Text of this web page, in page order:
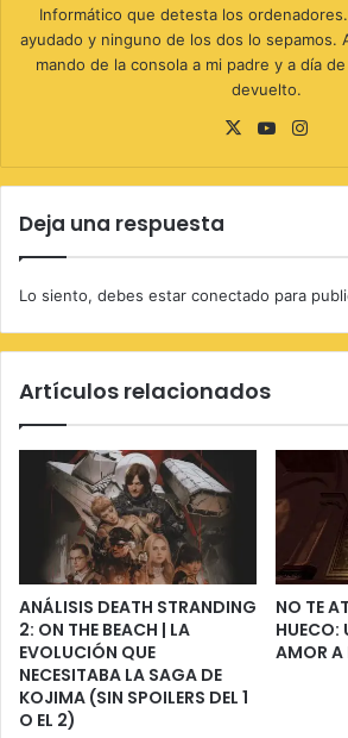
Informático que detesta los
ayudado y ninguno de los dos lo sepamos.
mando de la consola a mi padre y a día
devuelto.
X YouTube
Deja una respuesta
Lo siento, debes estar conectado para
Artículos relacionados
ANÁLISIS DEATH STRANDING
2: ON THE BEACH | LA
EVOLUCIÓN QUE
NECESITABA LA SAGA DE
KOJIMA (SIN SPOILERS DEL 1
O EL 2)
NO TE
HUECO:
AMOR A